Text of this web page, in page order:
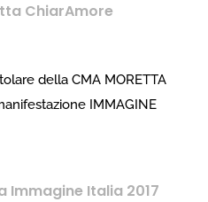
ChiarAmore
della CMA MORETTA
IMMAGINE
Immagine Italia 2017